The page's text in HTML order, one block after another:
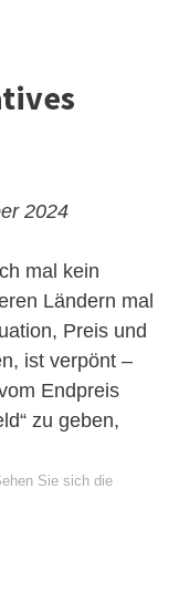
2024
mal kein
Ländern mal
Preis und
ist verpönt –
Endpreis
zu geben,
Sie sich die